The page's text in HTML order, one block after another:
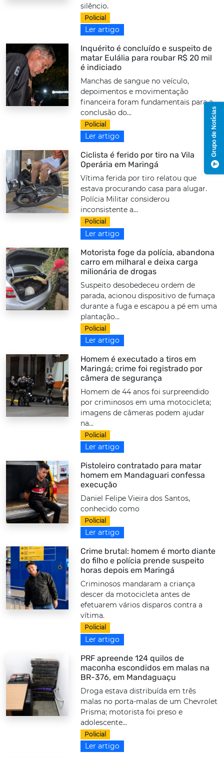
silêncio.
Policial
Ler artigo
Inquérito é concluído e suspeito de
matar Eulália para roubar R$ 20 mil
é indiciado
Manchas de sangue no veículo,
depoimentos e movimentação
financeira foram fundamentais para a
conclusão do...
Policial
Ler artigo
Ciclista é ferido por tiro na Vila
Operária em Maringá
Vítima ferida por tiro relatou que
estava procurando casa para alugar.
Polícia Militar considerou
inconsistente a...
Policial
Ler artigo
Motorista foge da polícia, abandona
carro em milharal e deixa carga
milionária de drogas
Suspeito desobedeceu ordem de
parada, acionou dispositivo de fumaça
durante a fuga e escapou a pé em uma
plantação...
Policial
Ler artigo
Homem é executado a tiros em
Maringá; crime foi registrado por
câmera de segurança
Homem de 44 anos foi surpreendido
por criminosos em uma motocicleta;
imagens de câmeras podem ajudar
na...
Policial
Ler artigo
Pistoleiro contratado para matar
homem em Mandaguari confessa
execução
Daniel Felipe Vieira dos Santos,
conhecido como
Policial
Ler artigo
Crime brutal: homem é morto diante
do filho e polícia prende suspeito
horas depois em Maringá
Criminosos mandaram a criança
descer da motocicleta antes de
efetuarem vários disparos contra a
vítima.
Policial
Ler artigo
PRF apreende 124 quilos de
maconha escondidos em malas na
BR-376, em Mandaguaçu
Droga estava distribuída em três
malas no porta-malas de um Chevrolet
Prisma; motorista foi preso e
adolescente...
Policial
Ler artigo
Grupo de Notícias